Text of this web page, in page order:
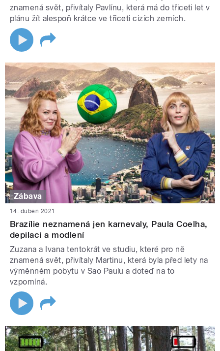
znamená svět, přivítaly Pavlínu, která má do třiceti let v
plánu žít alespoň krátce ve třiceti cizích zemích.
Zábava
14. duben 2021
Brazílie neznamená jen karnevaly, Paula Coelha,
depilaci a modlení
Zuzana a Ivana tentokrát ve studiu, které pro ně
znamená svět, přivítaly Martinu, která byla před lety na
výměnném pobytu v Sao Paulu a doteď na to
vzpomíná.